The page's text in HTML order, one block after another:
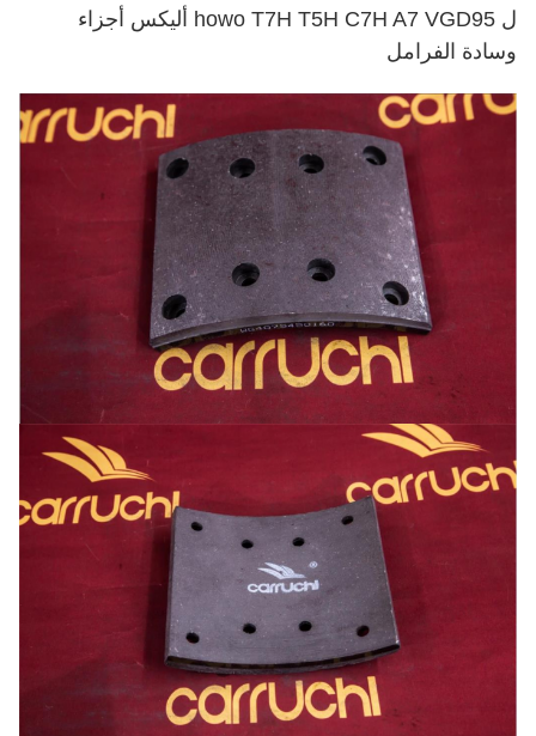
ل howo T7H T5H C7H A7 VGD95 أليكس أجزاء
وسادة الفرامل